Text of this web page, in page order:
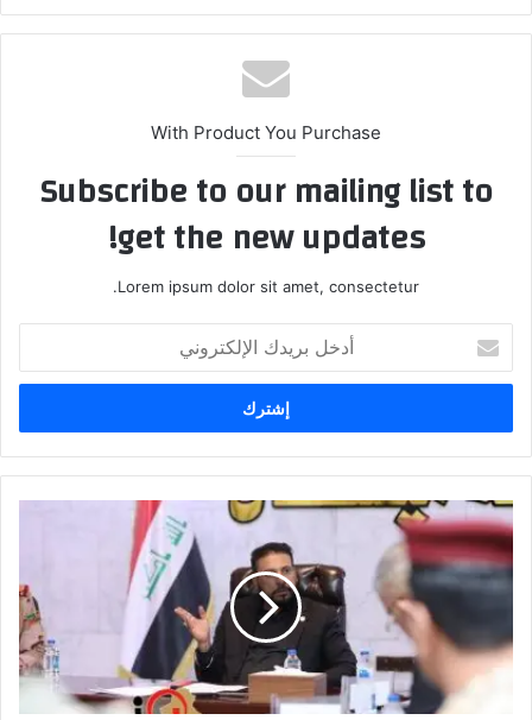
With Product You Purchase
Subscribe to our mailing list to
get the new updates!
Lorem ipsum dolor sit amet, consectetur.
بريدك
الإلكتروني
محافظ
ميسان
"حبيب
يترأس
اجتماع